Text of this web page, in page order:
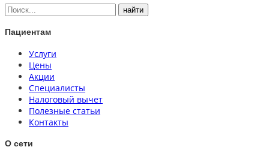
Пациентам
Услуги
Цены
Акции
Специалисты
Налоговый вычет
Полезные статьи
Контакты
О сети